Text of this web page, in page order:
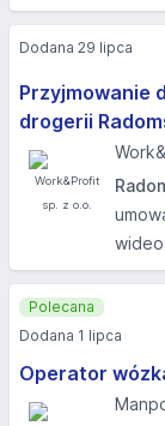
Przyjmowanie
drogerii
wideo
Dodana 29 lipca
Operator
Polecana
Dodana 1 lipca